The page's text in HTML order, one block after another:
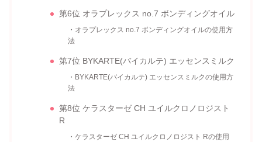
第6位 オラプレックス no.7 ボンディングオイル
・オラプレックス no.7 ボンディングオイルの使用方
法
第7位 BYKARTE(バイカルテ) エッセンスミルク
・BYKARTE(バイカルテ) エッセンスミルクの使用方
法
第8位 ケラスターゼ CH ユイルクロノロジスト
R
・ケラスターゼ CH ユイルクロノロジスト Rの使用